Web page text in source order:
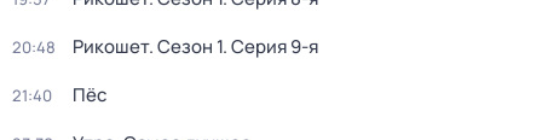
20:48 Рикошет. Сезон 1. Серия 9-я
21:40 Пёс